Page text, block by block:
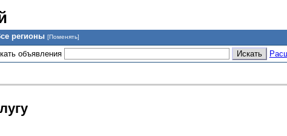
регионы [Поменять]
объявления